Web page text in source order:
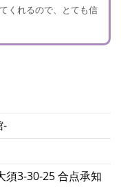
くれるので、とても信
-
須3-30-25 合点承知